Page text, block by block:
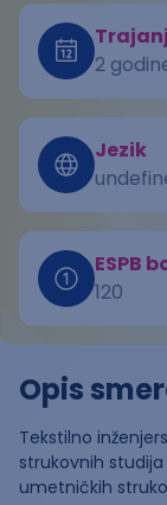
2
Jezik
ESPB
120
Opis
Tekstilno
strukovnih studija
umetničkih